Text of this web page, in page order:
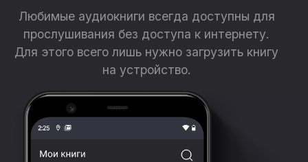
Любимые аудиокниги всегда доступны для
прослушивания без доступа к интернету.
Для этого всего лишь нужно загрузить книгу
на устройство.